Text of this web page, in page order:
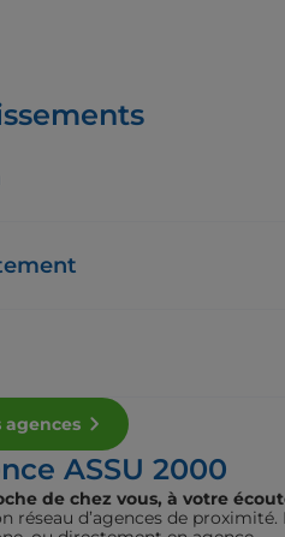
agences
ASSU 2000
de chez vous, à votre
réseau d’agences de